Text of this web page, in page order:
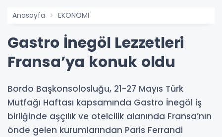
Anasayfa EKONOMİ
Gastro İnegöl Lezzetleri
Fransa’ya konuk oldu
Bordo Başkonsolosluğu, 21-27 Mayıs Türk
Mutfağı Haftası kapsamında Gastro İnegöl iş
birliğinde aşçılık ve otelcilik alanında Fransa’nın
önde gelen kurumlarından Paris Ferrandi